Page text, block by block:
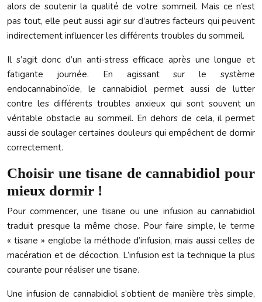
alors de soutenir la qualité de votre sommeil. Mais ce n’est
pas tout, elle peut aussi agir sur d’autres facteurs qui peuvent
indirectement influencer les différents troubles du sommeil.
Il s’agit donc d’un anti-stress efficace après une longue et
fatigante journée. En agissant sur le système
endocannabinoïde, le cannabidiol permet aussi de lutter
contre les différents troubles anxieux qui sont souvent un
véritable obstacle au sommeil. En dehors de cela, il permet
aussi de soulager certaines douleurs qui empêchent de dormir
correctement.
Choisir une tisane de cannabidiol pour
mieux dormir !
Pour commencer, une tisane ou une infusion au cannabidiol
traduit presque la même chose. Pour faire simple, le terme
« tisane » englobe la méthode d’infusion, mais aussi celles de
macération et de décoction. L’infusion est la technique la plus
courante pour réaliser une tisane.
Une infusion de cannabidiol s’obtient de manière très simple,